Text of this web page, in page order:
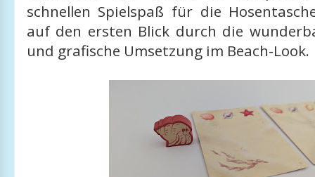
schnellen Spielspaß für die
auf den ersten Blick durch die
und grafische Umsetzung im Beach-Look.